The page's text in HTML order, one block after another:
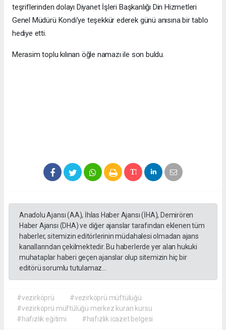
teşriflerinden dolayı Diyanet İşleri Başkanlığı Din Hizmetleri
Genel Müdürü Kondi’ye teşekkür ederek günü anısına bir tablo
hediye etti.
Merasim toplu kılınan öğle namazı ile son buldu.
Anadolu Ajansı (AA), İhlas Haber Ajansı (İHA), Demirören
Haber Ajansı (DHA) ve diğer ajanslar tarafından eklenen tüm
haberler, sitemizin editörlerinin müdahalesi olmadan ajans
kanallarından çekilmektedir. Bu haberlerde yer alan hukuki
muhataplar haberi geçen ajanslar olup sitemizin hiç bir
editörü sorumlu tutulamaz...
#vezirköprü
#vezirköprü müftülüğü
#vezirköprü müftülüğü merkez kuran kursu
#hafızlık eğitimi
#hafızlık icazet belgesi